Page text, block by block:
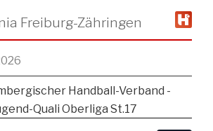
Freiburg-Zähringen
Handball-Verband -
Quali Oberliga St.17